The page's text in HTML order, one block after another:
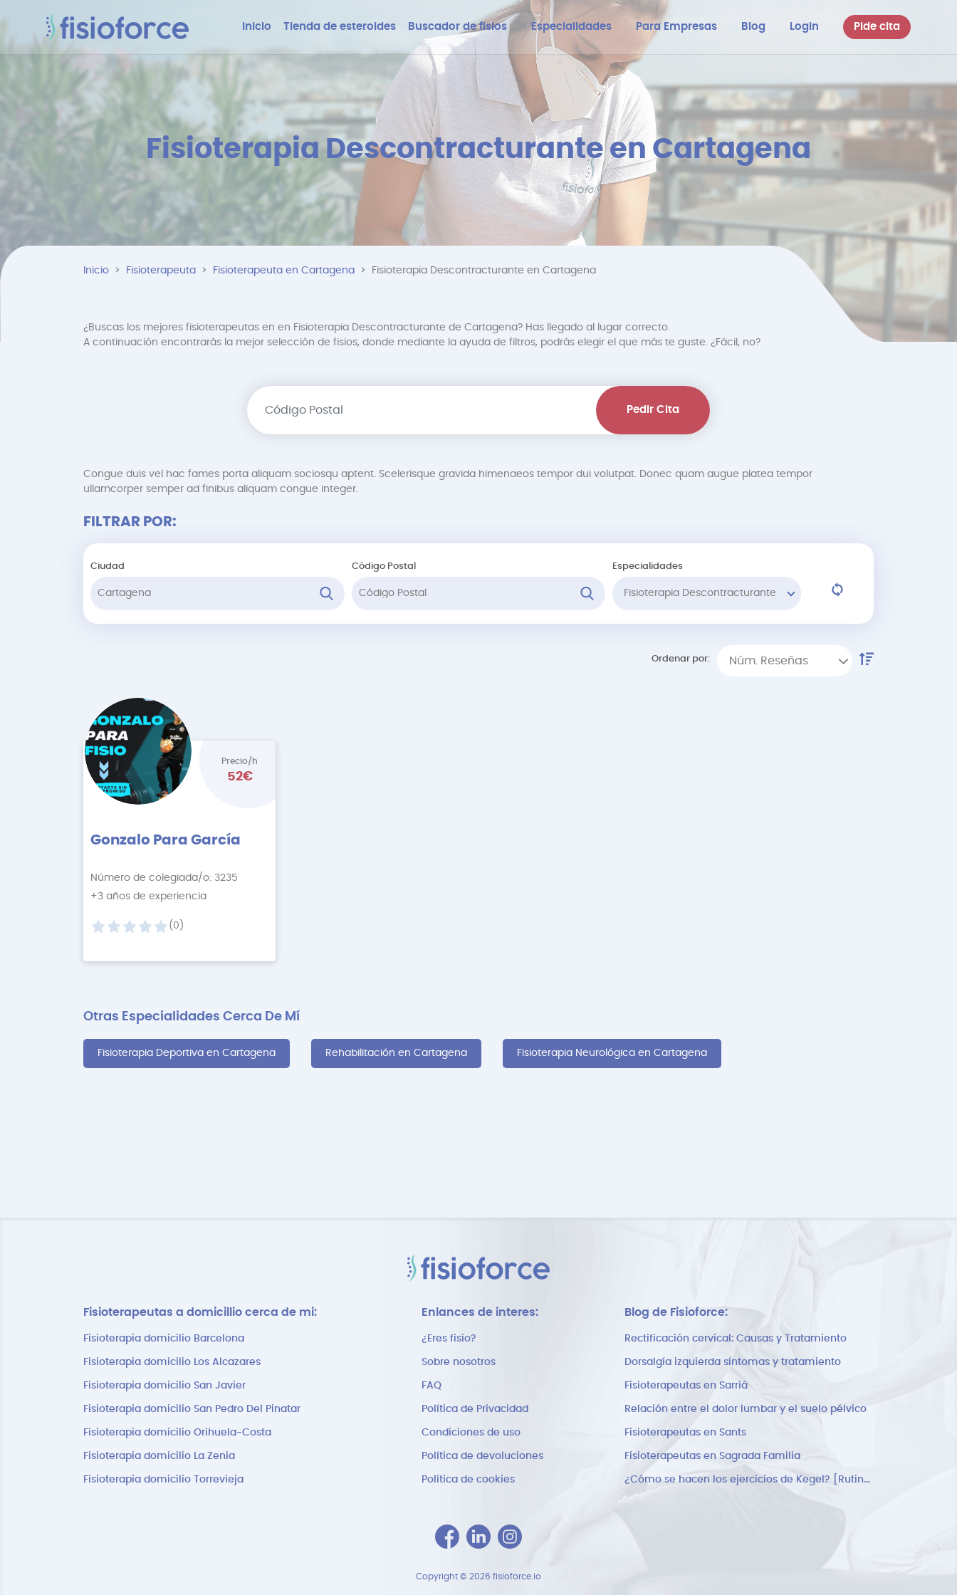
Inicio Tienda de esteroides Buscador de fisios Especialidades Para Empresas Blog Login Pide cita
Fisioterapia Descontracturante en Cartagena
Inicio Fisioterapeuta Fisioterapeuta en Cartagena Fisioterapia Descontracturante en Cartagena
¿Buscas los mejores fisioterapeutas en en Fisioterapia Descontracturante de Cartagena? Has llegado al lugar correcto.
A continuación encontrarás la mejor selección de fisios, donde mediante la ayuda de filtros, podrás elegir el que más te guste. ¿Fácil, no?
Pedir Cita
Congue duis vel hac fames porta aliquam sociosqu aptent. Scelerisque gravida himenaeos tempor dui volutpat. Donec quam augue platea tempor
ullamcorper semper ad finibus aliquam congue integer.
FILTRAR POR:
Ciudad Código Postal Especialidades
Fisioterapia Descontracturante
Ordenar por: Núm. Reseñas
Precio/h
52€
Gonzalo Para García
Número de colegiada/o: 3235
+3 años de experiencia
(0)
Otras Especialidades Cerca De Mí
Fisioterapia Deportiva en Cartagena Rehabilitación en Cartagena Fisioterapia Neurológica en Cartagena
Fisioterapeutas a domicillio cerca de mi:
Fisioterapia domicilio Barcelona
Fisioterapia domicilio Los Alcazares
Fisioterapia domicilio San Javier
Fisioterapia domicilio San Pedro Del Pinatar
Fisioterapia domicilio Orihuela-Costa
Fisioterapia domicilio La Zenia
Fisioterapia domicilio Torrevieja
Enlances de interes:
¿Eres fisio?
Sobre nosotros
FAQ
Política de Privacidad
Condiciones de uso
Política de devoluciones
Política de cookies
Blog de Fisioforce:
Rectificación cervical: Causas y Tratamiento
Dorsalgía izquierda síntomas y tratamiento
Fisioterapeutas en Sarriá
Relación entre el dolor lumbar y el suelo pélvico
Fisioterapeutas en Sants
Fisioterapeutas en Sagrada Familia
¿Cómo se hacen los ejercicios de Kegel? [Rutina]
Copyright © 2026 fisioforce.io